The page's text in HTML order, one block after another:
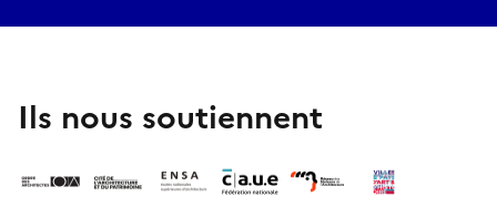
Ils nous soutiennent